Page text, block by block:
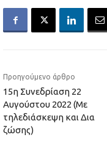
Προηγούμενο άρθρο
15η Συνεδρίαση 22
Αυγούστου 2022 (Με
τηλεδιάσκεψη και Δια
ζώσης)